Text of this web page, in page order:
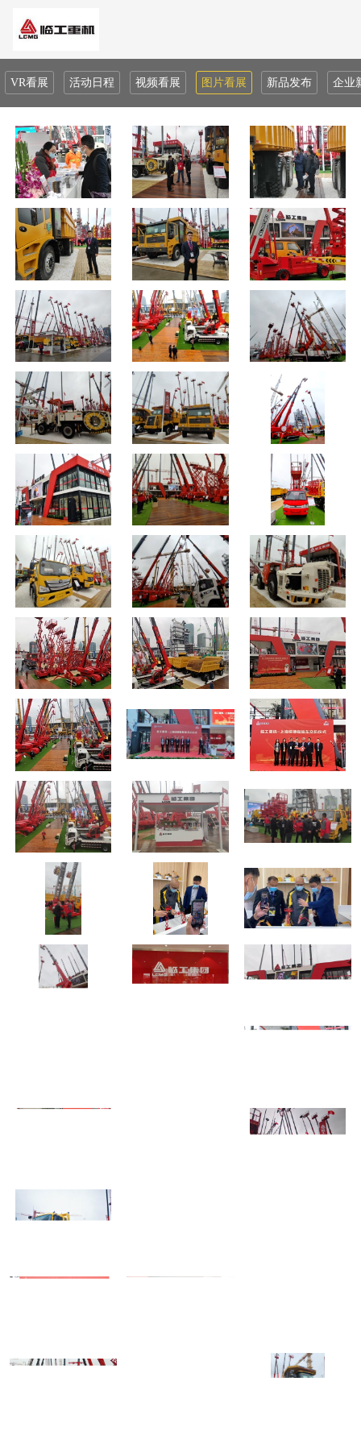
VR看展 活动日程 视频看展 图片看展 新品发布 企业